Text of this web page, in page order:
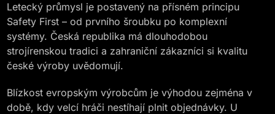
Letecký průmysl je postavený na přísném principu
Safety First – od prvního šroubku po komplexní
systémy. Česká republika má dlouhodobou
strojírenskou tradici a zahraniční zákazníci si kvalitu
české výroby uvědomují.
Blízkost evropským výrobcům je výhodou zejména v
době, kdy velcí hráči nestíhají plnit objednávky. U